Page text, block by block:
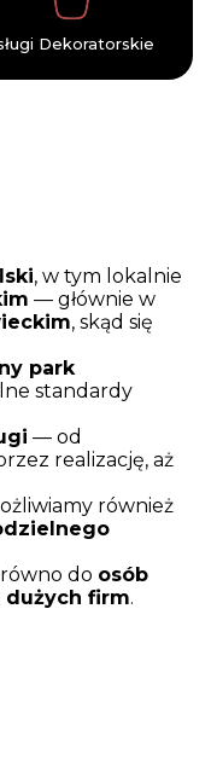
Dekoratorskie
, w tym lokalnie
— głównie w
, skąd się
park
standardy
— od
realizację, aż
również
do osób
dużych firm.